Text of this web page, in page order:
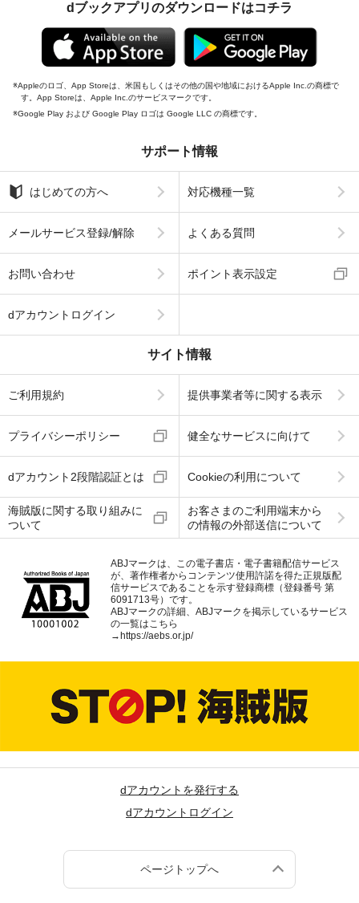
dブックアプリのダウンロードはコチラ
Appleのロゴ、App Storeは、米国もしくはその他の国や地域におけるApple Inc.の商標で
す。App Storeは、Apple Inc.のサービスマークです。
Google Play および Google Play ロゴは Google LLC の商標です。
サポート情報
はじめての方へ 対応機種一覧
メールサービス登録/解除 よくある質問
お問い合わせ ポイント表示設定
dアカウントログイン
サイト情報
ご利用規約 提供事業者等に関する表示
プライバシーポリシー 健全なサービスに向けて
dアカウント2段階認証とは Cookieの利用について
海賊版に関する取り組みに
ついて
お客さまのご利用端末から
の情報の外部送信について
ABJマークは、この電子書店・電子書籍配信サービス
が、著作権者からコンテンツ使用許諾を得た正規版配
信サービスであることを示す登録商標（登録番号 第
6091713号）です。
ABJマークの詳細、ABJマークを掲示しているサービス
の一覧はこちら
→https://aebs.or.jp/
dアカウントを発行する
dアカウントログイン
ページトップへ